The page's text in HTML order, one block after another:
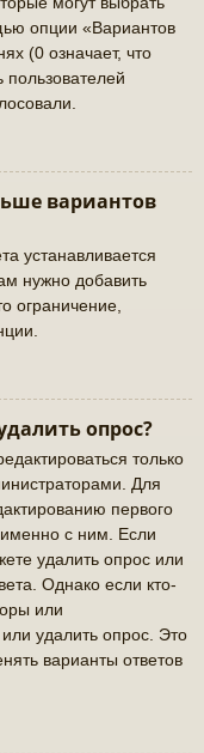
опции «Вариантов
(0 означает, что
вариантов
устанавливается
нужно добавить
ограничение,
опрос?
только
Для
первого
с ним. Если
удалить опрос или
Однако если кто-
или
удалить опрос. Это
варианты ответов